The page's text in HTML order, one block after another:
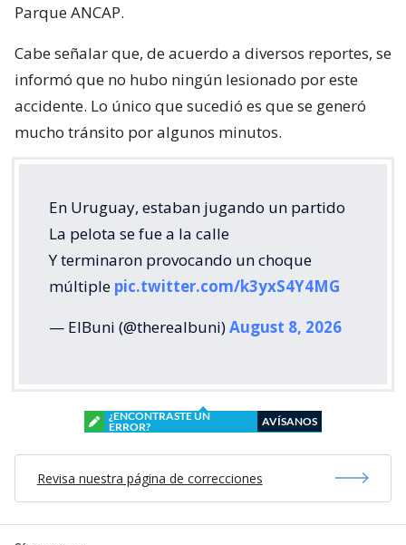
Parque ANCAP.
Cabe señalar que, de acuerdo a diversos reportes, se
informó que no hubo ningún lesionado por este
accidente. Lo único que sucedió es que se generó
mucho tránsito por algunos minutos.
En Uruguay, estaban jugando un partido
La pelota se fue a la calle
Y terminaron provocando un choque
múltiple pic.twitter.com/k3yxS4Y4MG
— ElBuni (@therealbuni)August 8, 2026
¿ENCONTRASTE UN
ERROR?
AVÍSANOS
Revisa nuestra página de correcciones